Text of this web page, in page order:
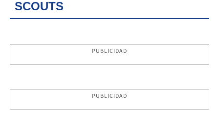
SCOUTS
PUBLICIDAD
PUBLICIDAD